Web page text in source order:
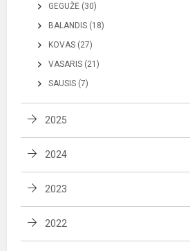
GEGUŽĖ (30)
BALANDIS (18)
KOVAS (27)
VASARIS (21)
SAUSIS (7)
2025
2024
2023
2022